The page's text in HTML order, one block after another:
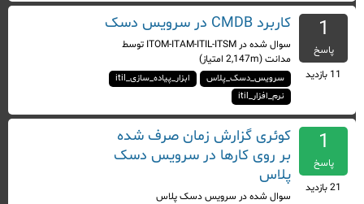
پاسخ
11بازدید
کاربرد CMDB در سرویس دسک
سوال شدهدرITOM-ITAM-ITIL-ITSMتوسط
مدانت(
2,147mامتیاز)
سرویس_دسک_پلاس
ابزار_پیاده_سازی_itil
نرم_افزار_itil
پاسخ
21بازدید
کوئری گزارش زمان صرف شده
بر روی کارها در سرویس دسک
پلاس
سوال شدهدرسرویس دسک پلاس